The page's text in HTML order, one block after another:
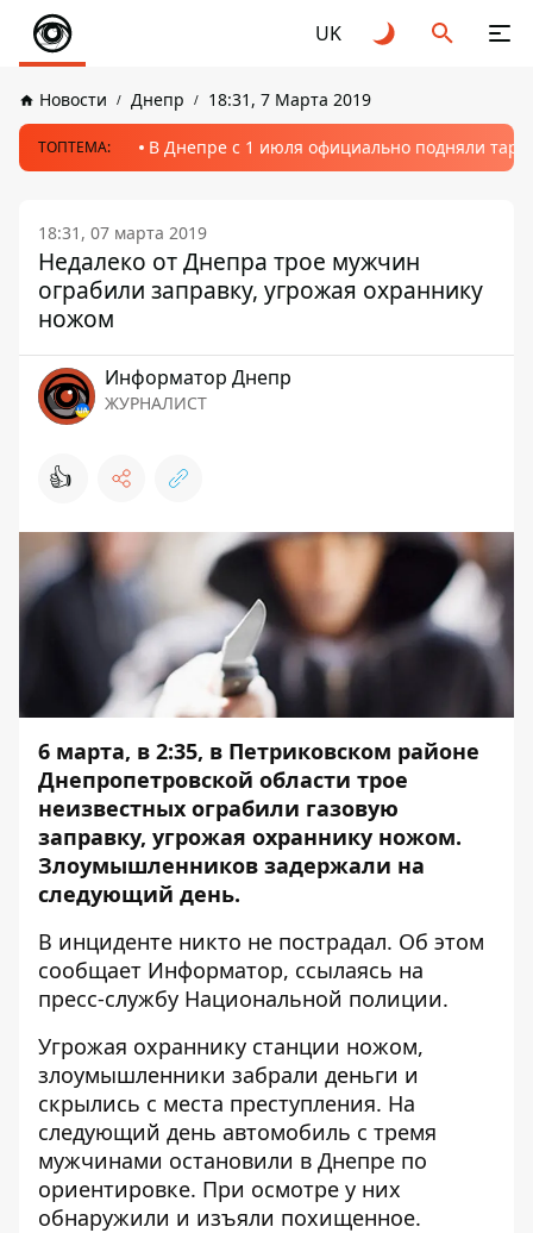
UK
Новости Днепр 18:31, 7 Марта 2019
ТОПТЕМА: В Днепре с 1 июля официально подняли
18:31, 07 марта 2019
Недалеко от Днепра трое мужчин
ограбили заправку, угрожая охраннику
ножом
Информатор Днепр
ЖУРНАЛИСТ
👍
6 марта, в 2:35, в Петриковском районе
Днепропетровской области трое
неизвестных ограбили газовую
заправку, угрожая охраннику ножом.
Злоумышленников задержали на
следующий день.
В инциденте никто не пострадал. Об этом
сообщает Информатор, ссылаясь на
пресс-службу Национальной полиции.
Угрожая охраннику станции ножом,
злоумышленники забрали деньги и
скрылись с места преступления. На
следующий день автомобиль с тремя
мужчинами остановили в Днепре по
ориентировке. При осмотре у них
обнаружили и изъяли похищенное.